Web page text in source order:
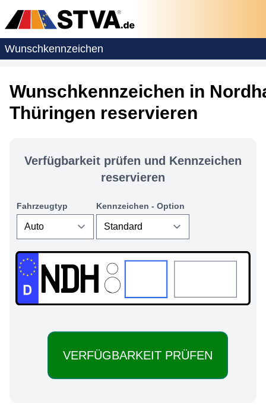
Wunschkennzeichen
Wunschkennzeichen in
Thüringen reservieren
Verfügbarkeit prüfen und Kennzeichen
reservieren
Fahrzeugtyp Kennzeichen - Option
NDH: